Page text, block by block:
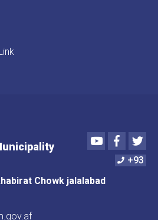
Youtube
+93
Chowk jalalabad